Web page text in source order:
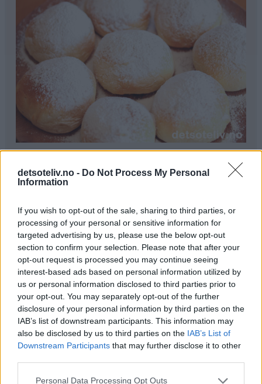
detsoteliv.no - Do Not Process My Personal
Information
If you wish to opt-out of the sale, sharing to third parties, or
processing of your personal or sensitive information for
targeted advertising by us, please use the below opt-out
section to confirm your selection. Please note that after your
opt-out request is processed you may continue seeing
interest-based ads based on personal information utilized by
us or personal information disclosed to third parties prior to
your opt-out. You may separately opt-out of the further
disclosure of your personal information by third parties on the
IAB’s list of downstream participants. This information may
also be disclosed by us to third parties on the IAB’s List of
Downstream Participants that may further disclose it to other
Personal Data Processing Opt Outs
1 liter melk
250 g melis
100 g gjær
0,5 ts kardemomme
1,5 kg hvetemel
Pynt:
melisdryss
Fremgangsmåte
Kok opp melk, smør og melis. Avkjøl blandingen til den